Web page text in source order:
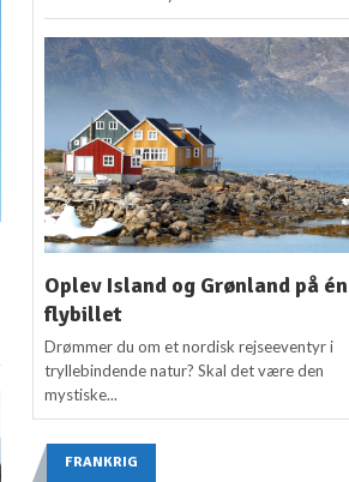
Oplev Island og Grønland på én
flybillet
Drømmer du om et nordisk rejseeventyr i
tryllebindende natur? Skal det være den
mystiske...
FRANKRIG